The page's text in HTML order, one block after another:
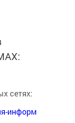
сетях:
информ